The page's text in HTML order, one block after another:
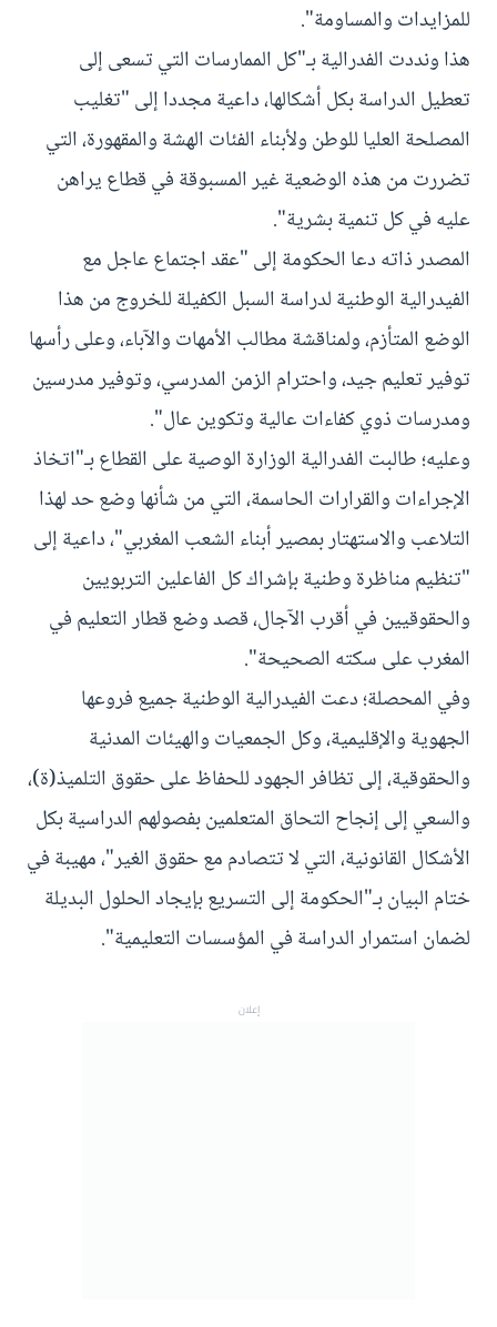
للمزايدات والمساومة".
هذا ونددت الفدرالية بـ"كل الممارسات التي تسعى إلى
تعطيل الدراسة بكل أشكالها، داعية مجددا إلى "تغليب
المصلحة العليا للوطن ولأبناء الفئات الهشة والمقهورة، التي
تضررت من هذه الوضعية غير المسبوقة في قطاع يراهن
عليه في كل تنمية بشرية".
المصدر ذاته دعا الحكومة إلى "عقد اجتماع عاجل مع
الفيدرالية الوطنية لدراسة السبل الكفيلة للخروج من هذا
الوضع المتأزم، ولمناقشة مطالب الأمهات والآباء، وعلى رأسها
توفير تعليم جيد، واحترام الزمن المدرسي، وتوفير مدرسين
ومدرسات ذوي كفاءات عالية وتكوين عال".
وعليه؛ طالبت الفدرالية الوزارة الوصية على القطاع بـ"اتخاذ
الإجراءات والقرارات الحاسمة، التي من شأنها وضع حد لهذا
التلاعب والاستهتار بمصير أبناء الشعب المغربي"، داعية إلى
"تنظيم مناظرة وطنية بإشراك كل الفاعلين التربويين
والحقوقيين في أقرب الآجال، قصد وضع قطار التعليم في
المغرب على سكته الصحيحة".
وفي المحصلة؛ دعت الفيدرالية الوطنية جميع فروعها
الجهوية والإقليمية، وكل الجمعيات والهيئات المدنية
والحقوقية، إلى تظافر الجهود للحفاظ على حقوق التلميذ(ة)،
والسعي إلى إنجاح التحاق المتعلمين بفصولهم الدراسية بكل
الأشكال القانونية، التي لا تتصادم مع حقوق الغير"، مهيبة في
ختام البيان بـ"الحكومة إلى التسريع بإيجاد الحلول البديلة
لضمان استمرار الدراسة في المؤسسات التعليمية".
إعلان